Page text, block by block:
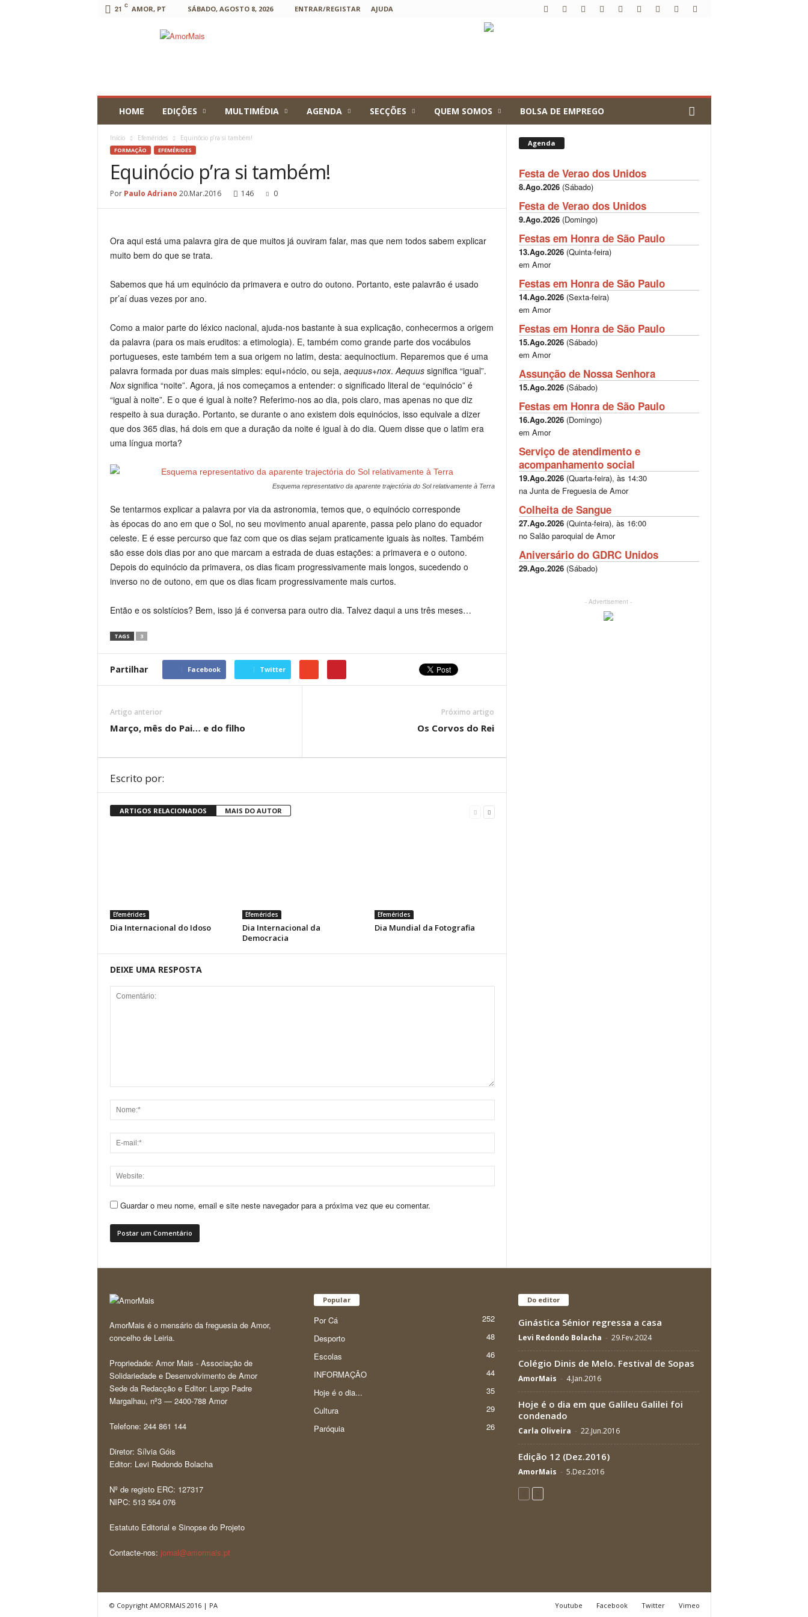
21 C AMOR, PT SÁBADO, AGOSTO 8, 2026 ENTRAR/REGISTAR AJUDA
HOME EDIÇÕES MULTIMÉDIA AGENDA SECÇÕES QUEM SOMOS BOLSA DE EMPREGO
Início Efemérides Equinócio p’ra si também!
FORMAÇÃO EFEMÉRIDES
Equinócio p’ra si também!
Por Paulo Adriano 20.Mar.2016 146 0
Ora aqui está uma palavra gira de que muitos já ouviram falar, mas que nem todos sabem explicar
muito bem do que se trata.
Sabemos que há um equinócio da primavera e outro do outono. Portanto, este palavrão é usado
pr’aí duas vezes por ano.
Como a maior parte do léxico nacional, ajuda-nos bastante à sua explicação, conhecermos a origem
da palavra (para os mais eruditos: a etimologia). E, também como grande parte dos vocábulos
portugueses, este também tem a sua origem no latim, desta: aequinoctium. Reparemos que é uma
palavra formada por duas mais simples: equi+nócio, ou seja, aequus+nox.Aequussignifica “igual”.
Noxsignifica “noite”. Agora, já nos começamos a entender: o significado literal de “equinócio” é
“igual à noite”. E o que é igual à noite? Referimo-nos ao dia, pois claro, mas apenas no que diz
respeito à sua duração. Portanto, se durante o ano existem dois equinócios, isso equivale a dizer
que dos 365 dias, há dois em que a duração da noite é igual à do dia. Quem disse que o latim era
uma língua morta?
Esquema representativo da aparente trajectória do Sol relativamente à Terra
Se tentarmos explicar a palavra por via da astronomia, temos que, o equinócio corresponde
às épocas do ano em que o Sol, no seu movimento anual aparente, passa pelo plano do equador
celeste. E é esse percurso que faz com que os dias sejam praticamente iguais às noites. Também
são esse dois dias por ano que marcam a estrada de duas estações: a primavera e o outono.
Depois do equinócio da primavera, os dias ficam progressivamente mais longos, sucedendo o
inverso no de outono, em que os dias ficam progressivamente mais curtos.
Então e os solstícios? Bem, isso já é conversa para outro dia. Talvez daqui a uns três meses…
TAGS 3
Partilhar Facebook Twitter
Artigo anterior
Março, mês do Pai… e do filho
Próximo artigo
Os Corvos do Rei
Escrito por:
ARTIGOS RELACIONADOS MAIS DO AUTOR
Efemérides
Dia Internacional do Idoso
Efemérides
Dia Internacional da
Democracia
Efemérides
Dia Mundial da Fotografia
DEIXE UMA RESPOSTA
Guardar o meu nome, email e site neste navegador para a próxima vez que eu comentar.
Agenda
Festa de Verao dos Unidos
8.Ago.2026(Sábado)
Festa de Verao dos Unidos
9.Ago.2026(Domingo)
Festas em Honra de São Paulo
13.Ago.2026(Quinta-feira)
em Amor
Festas em Honra de São Paulo
14.Ago.2026(Sexta-feira)
em Amor
Festas em Honra de São Paulo
15.Ago.2026(Sábado)
em Amor
Assunção de Nossa Senhora
15.Ago.2026(Sábado)
Festas em Honra de São Paulo
16.Ago.2026(Domingo)
em Amor
Serviço de atendimento e
acompanhamento social
19.Ago.2026(Quarta-feira), às 14:30
na Junta de Freguesia de Amor
Colheita de Sangue
27.Ago.2026(Quinta-feira), às 16:00
no Salão paroquial de Amor
Aniversário do GDRC Unidos
29.Ago.2026(Sábado)
- Advertisement -
AmorMais é o mensário da freguesia de Amor,
concelho de Leiria.
Propriedade: Amor Mais - Associação de
Solidariedade e Desenvolvimento de Amor
Sede da Redacção e Editor: Largo Padre
Margalhau, nº3 — 2400-788 Amor
Telefone: 244 861 144
Diretor: Sílvia Góis
Editor: Levi Redondo Bolacha
Nº de registo ERC: 127317
NIPC: 513 554 076
Estatuto Editorial e Sinopse do Projeto
Contacte-nos: jornal@amormais.pt
Popular
Por Cá
252
Desporto
48
Escolas
46
INFORMAÇÃO
44
Hoje é o dia...
35
Cultura
29
Paróquia
26
Do editor
Ginástica Sénior regressa a casa
Levi Redondo Bolacha - 29.Fev.2024
Colégio Dinis de Melo. Festival de Sopas
AmorMais - 4.Jan.2016
Hoje é o dia em que Galileu Galilei foi
condenado
Carla Oliveira - 22.Jun.2016
Edição 12 (Dez.2016)
AmorMais - 5.Dez.2016
Youtube Facebook Twitter Vimeo
© Copyright AMORMAIS 2016 | PA